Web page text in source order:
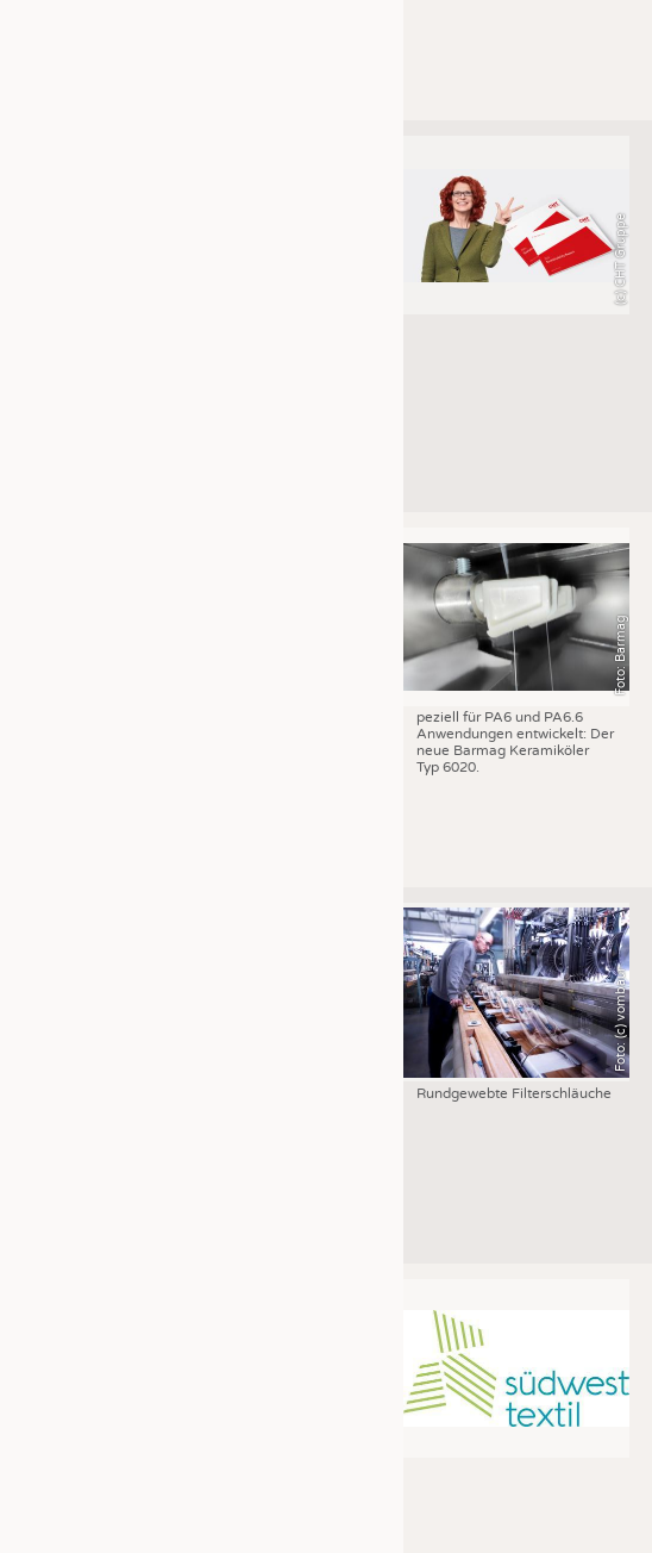
(c) CHT Gruppe
Foto: Barmag
peziell für PA6 und PA6.6
Anwendungen entwickelt: Der
neue Barmag Keramiköler
Typ 6020.
Foto: (c) vombaur
Rundgewebte Filterschläuche